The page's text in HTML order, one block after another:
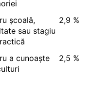
școală,
sau stagiu
2,9 %
a cunoaște
2,5 %